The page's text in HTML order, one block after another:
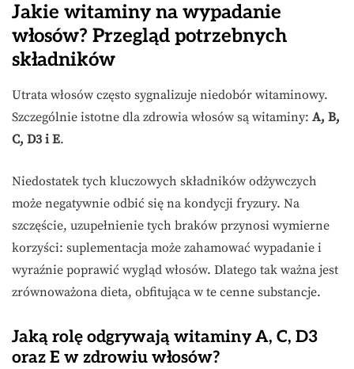
Jakie witaminy na wypadanie
włosów? Przegląd potrzebnych
składników
Utrata włosów często sygnalizuje niedobór witaminowy.
Szczególnie istotne dla zdrowia włosów są witaminy: A, B,
C, D3 i E.
Niedostatek tych kluczowych składników odżywczych
może negatywnie odbić się na kondycji fryzury. Na
szczęście, uzupełnienie tych braków przynosi wymierne
korzyści: suplementacja może zahamować wypadanie i
wyraźnie poprawić wygląd włosów. Dlatego tak ważna jest
zrównoważona dieta, obfitująca w te cenne substancje.
Jaką rolę odgrywają witaminy A, C, D3
oraz E w zdrowiu włosów?